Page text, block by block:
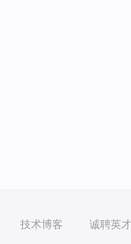
技术博客 诚聘英才